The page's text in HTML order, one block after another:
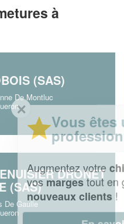
à
(SAS)
De Montluc
DRONET
(SAS)
De Gaulle
un
?
chiffre d'affaireset
en gagnant de
!